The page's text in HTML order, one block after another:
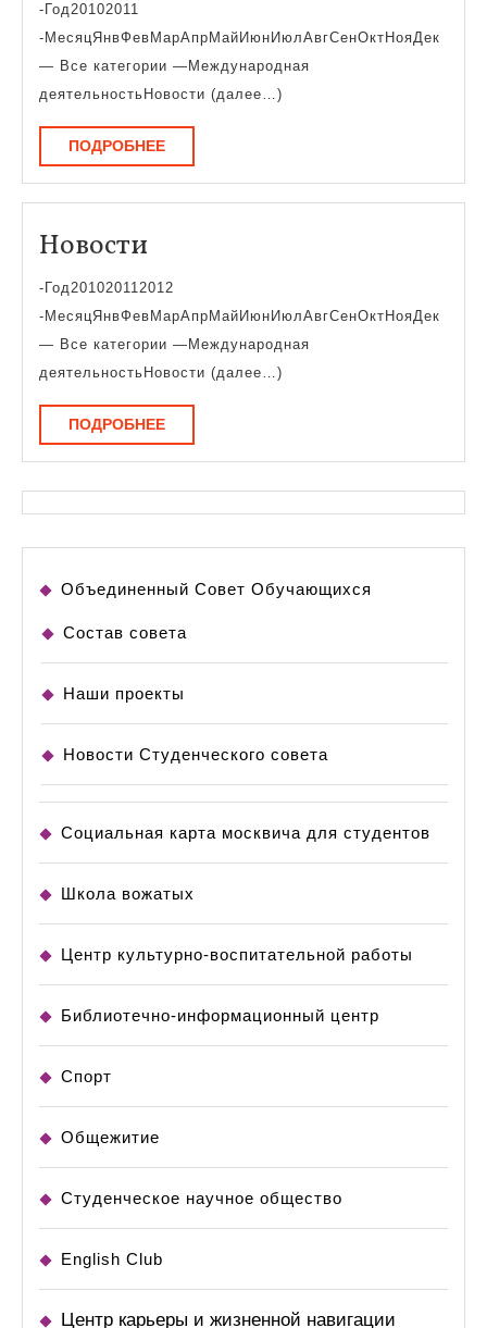
-Год20102011
-МесяцЯнвФевМарАпрМайИюнИюлАвгСенОктНояДек
— Все категории —Международная
деятельностьНовости (далее…)
ПОДРОБНЕЕПОДРОБНЕЕ
Новости
-Год201020112012
-МесяцЯнвФевМарАпрМайИюнИюлАвгСенОктНояДек
— Все категории —Международная
деятельностьНовости (далее…)
ПОДРОБНЕЕПОДРОБНЕЕ
Объединенный Совет Обучающихся
Состав совета
Наши проекты
Новости Студенческого совета
Социальная карта москвича для студентов
Школа вожатых
Центр культурно-воспитательной работы
Библиотечно-информационный центр
Спорт
Общежитие
Студенческое научное общество
English Club
Центр карьеры и жизненной навигации